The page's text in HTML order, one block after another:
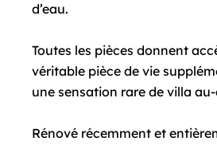
d’eau.
Toutes les pièces donnent
véritable pièce de vie
une sensation rare de villa
Rénové récemment et